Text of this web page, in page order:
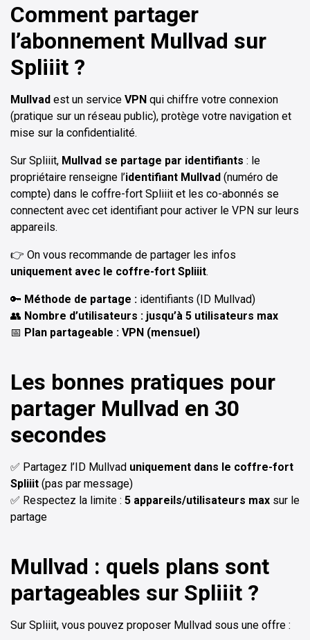
Comment partager
l’abonnement Mullvad sur
Spliiit ?
Mullvad est un service VPN qui chiffre votre connexion
(pratique sur un réseau public), protège votre navigation et
mise sur la confidentialité.
Sur Spliiit, Mullvad se partage par identifiants : le
propriétaire renseigne l’identifiant Mullvad (numéro de
compte) dans le coffre-fort Spliiit et les co-abonnés se
connectent avec cet identifiant pour activer le VPN sur leurs
appareils.
👉 On vous recommande de partager les infos
uniquement avec le coffre-fort Spliiit.
🔑 Méthode de partage : identifiants (ID Mullvad)
👥 Nombre d’utilisateurs : jusqu’à 5 utilisateurs max
📅 Plan partageable : VPN (mensuel)
Les bonnes pratiques pour
partager Mullvad en 30
secondes
✅ Partagez l’ID Mullvad uniquement dans le coffre-fort
Spliiit (pas par message)
✅ Respectez la limite : 5 appareils/utilisateurs max sur le
partage
Mullvad : quels plans sont
partageables sur Spliiit ?
Sur Spliiit, vous pouvez proposer Mullvad sous une offre :